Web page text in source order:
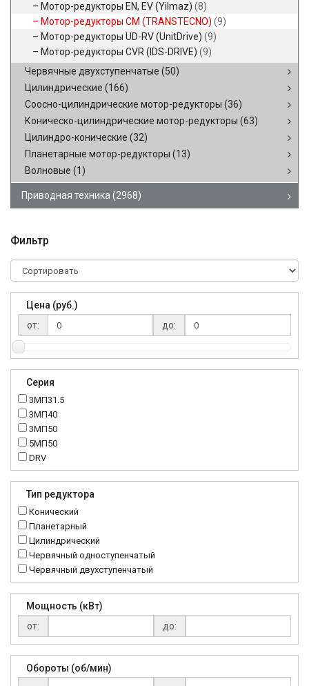
Мотор-редукторы EN, EV (Yilmaz) (8)
Мотор-редукторы CM (TRANSTECNO) (9)
Мотор-редукторы UD-RV (UnitDrive) (9)
Мотор-редукторы CVR (IDS-DRIVE) (9)
Червячные двухступенчатые (50)
Цилиндрические (166)
Соосно-цилиндрические мотор-редукторы (36)
Коническо-цилиндрические мотор-редукторы (63)
Цилиндро-конические (32)
Планетарные мотор-редукторы (13)
Волновые (1)
Приводная техника (2968)
Фильтр
Цена (руб.)
от:
до:
Серия
3МП31.5
3МП40
3МП50
5МП50
DRV
K..DR
MTC
NMRV
RC
Тип редуктора
Конический
Планетарный
Цилиндрический
Червячный одноступенчатый
Червячный двухступенчатый
Мощность (кВт)
от:
до:
Обороты (об/мин)